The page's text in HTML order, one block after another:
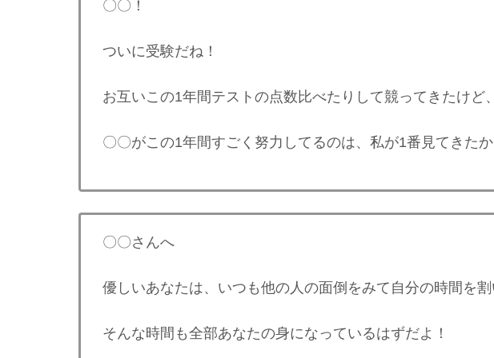
〇〇！
ついに受験だね！
お互いこの1年間テストの点数比べたりして競ってきたけど
〇〇がこの1年間すごく努力してるのは、私が1番見てきた
〇〇さんへ
優しいあなたは、いつも他の人の面倒をみて自分の時間を割
そんな時間も全部あなたの身になっているはずだよ！